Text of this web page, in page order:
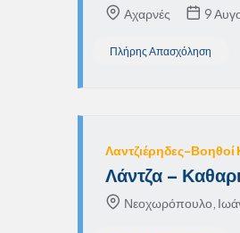
Αχαρνές 9
Πλήρης Απασχόληση
Λαντζιέρηδες-Βοηθοί
Λάντζα –
Νεοχωρόπουλο,